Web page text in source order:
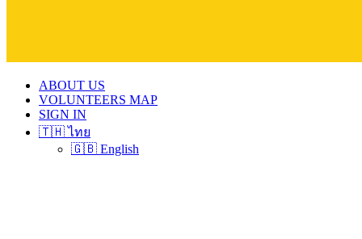
ABOUT US
VOLUNTEERS MAP
SIGN IN
🇹🇭 ไทย
🇬🇧 English